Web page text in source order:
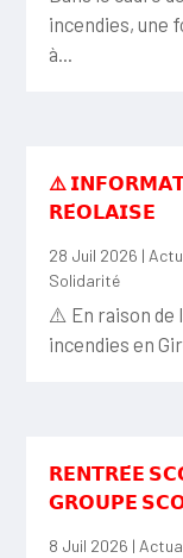
incendies, une
à...
⚠️
𝗥𝗘́𝗢𝗟𝗔𝗜𝗦𝗘
28 Juil 2026 |
Solidarité
⚠️ En raison de
incendies en
𝗥𝗘𝗡𝗧𝗥𝗘́𝗘
𝗚𝗥𝗢𝗨𝗣𝗘
8 Juil 2026 |